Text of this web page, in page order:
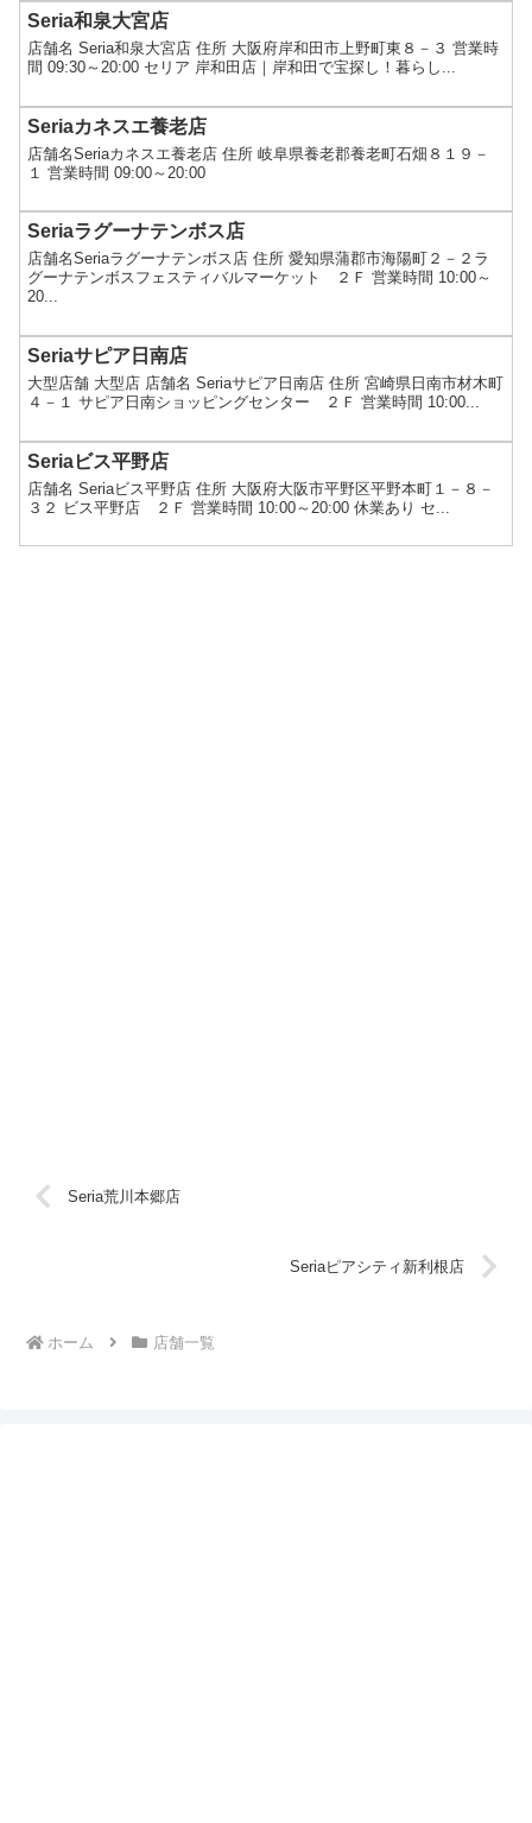
Seria和泉大宮店
店舗名 Seria和泉大宮店 住所 大阪府岸和田市上野町東８－３ 営業時
間 09:30～20:00 セリア 岸和田店｜岸和田で宝探し！暮らし...
Seriaカネスエ養老店
店舗名Seriaカネスエ養老店 住所 岐阜県養老郡養老町石畑８１９－
１ 営業時間 09:00～20:00
Seriaラグーナテンボス店
店舗名Seriaラグーナテンボス店 住所 愛知県蒲郡市海陽町２－２ラ
グーナテンボスフェスティバルマーケット ２Ｆ 営業時間 10:00～
20...
Seriaサピア日南店
大型店舗 大型店 店舗名 Seriaサピア日南店 住所 宮崎県日南市材木町
４－１ サピア日南ショッピングセンター ２Ｆ 営業時間 10:00...
Seriaビス平野店
店舗名 Seriaビス平野店 住所 大阪府大阪市平野区平野本町１－８－
３２ ビス平野店 ２Ｆ 営業時間 10:00～20:00 休業あり セ...
Seria荒川本郷店
Seriaピアシティ新利根店
ホーム 店舗一覧